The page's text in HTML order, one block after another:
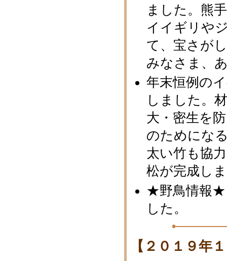
ました。熊
イイギリや
て、宝さが
みなさま、
年末恒例の
しました。
大・密生を
のためにな
太い竹も協
松が完成し
★野鳥情報★
した。
【２０１９年